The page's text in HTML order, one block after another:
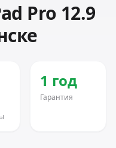
Pro 12.9
1 год
Гарантия